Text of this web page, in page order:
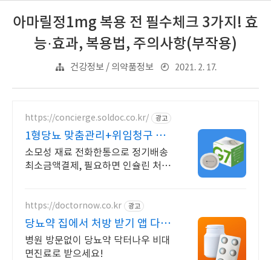
아마릴정1mg 복용 전 필수체크 3가지! 효
능·효과, 복용법, 주의사항(부작용)
건강정보 / 의약품정보 2021. 2. 17.
https://concierge.soldoc.co.kr/ 광고
1형당뇨 맞춤관리+위임청구 복
잡한 청구 절차 ZERO
소모성 재료 전화한통으로 정기배송
최소금액결제, 필요하면 인슐린 처방
https://doctornow.co.kr 광고
당뇨약 집에서 처방 받기 앱 다운
로드 800만 돌파!
병원 방문없이 당뇨약 닥터나우 비대
면진료로 받으세요!